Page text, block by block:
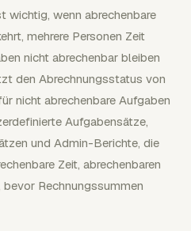
wichtig, wenn abrechenbare
mehrere Personen Zeit
nicht abrechenbar bleiben
den Abrechnungsstatus von
nicht abrechenbare Aufgaben
Aufgabensätze,
und Admin-Berichte, die
Zeit, abrechenbaren
Rechnungssummen